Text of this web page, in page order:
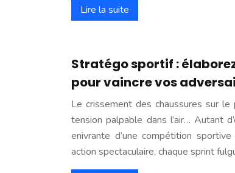
Lire la suite
Stratégo sportif :
pour vaincre vos
Le crissement des chaussures sur
tension palpable dans l’air… Autant
enivrante d’une compétition
action spectaculaire, chaque sprint